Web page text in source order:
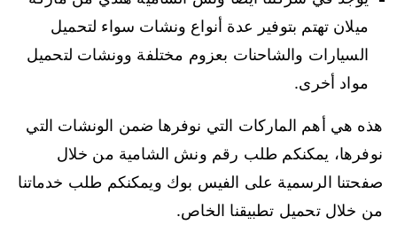
ميلان تهتم بتوفير عدة أنواع ونشات سواء لتحميل
السيارات والشاحنات بعزوم مختلفة وونشات لتحميل
مواد أخرى.
هذه هي أهم الماركات التي نوفرها ضمن الونشات التي
نوفرها، يمكنكم طلب رقم ونش الشامية من خلال
صفحتنا الرسمية على الفيس بوك ويمكنكم طلب خدماتنا
من خلال تحميل تطبيقنا الخاص.